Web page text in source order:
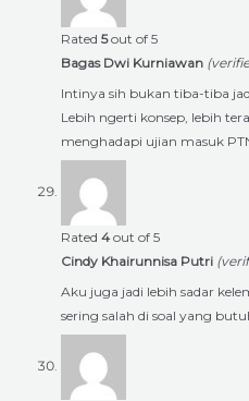
Rated 5out of 5
Bagas Dwi Kurniawan
Intinya sih bukan tiba-tiba
Lebih ngerti konsep, lebih
menghadapi ujian masuk
Rated 4 out of 5
Cindy Khairunnisa Putri
Aku juga jadi lebih sadar
sering salah di soal yang